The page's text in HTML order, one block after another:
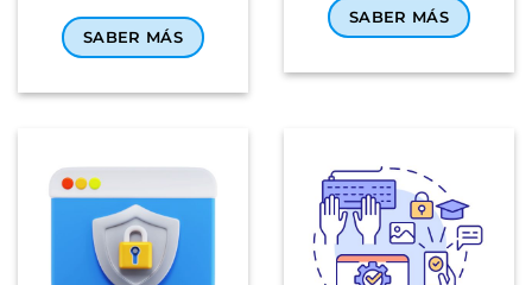
SABER MÁS
SABER MÁS